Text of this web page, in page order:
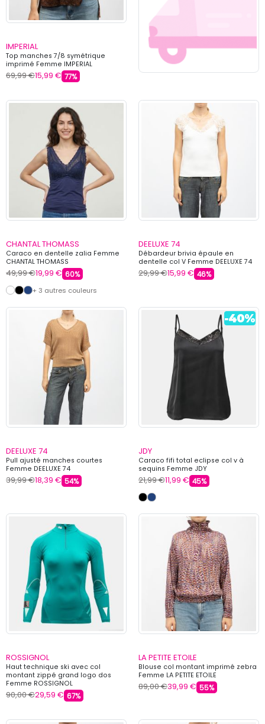
IMPERIAL
Top manches 7/8 symétrique
imprimé Femme IMPERIAL
69,99 €15,99 € 77%
CHANTAL THOMASS
Caraco en dentelle zalia Femme
CHANTAL THOMASS
49,99 €19,99 € 60%
+ 3 autres couleurs
DEELUXE 74
Débardeur brivia épaule en
dentelle col V Femme DEELUXE 74
29,99 €15,99 € 46%
DEELUXE 74
Pull ajusté manches courtes
Femme DEELUXE 74
39,99 €18,39 € 54%
JDY
Caraco fifi total eclipse col v à
sequins Femme JDY
21,99 €11,99 € 45%
ROSSIGNOL
Haut technique ski avec col
montant zippé grand logo dos
Femme ROSSIGNOL
90,00 €29,59 € 67%
LA PETITE ETOILE
Blouse col montant imprimé zebra
Femme LA PETITE ETOILE
89,00 €39,99 € 55%